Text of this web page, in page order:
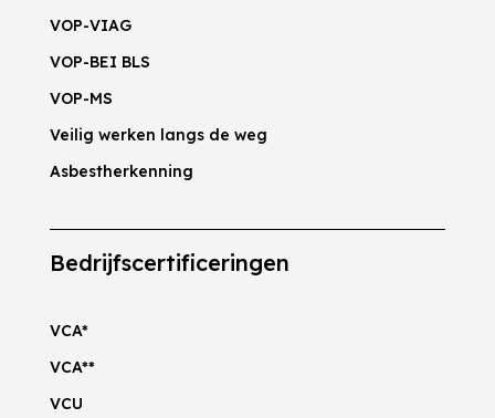
VOP-VIAG
VOP-BEI BLS
VOP-MS
Veilig werken langs de weg
Asbestherkenning
Bedrijfscertificeringen
VCA*
VCA**
VCU